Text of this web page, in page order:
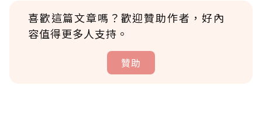
喜歡這篇文章嗎？歡迎贊助作者，好內
容值得更多人支持。
贊助